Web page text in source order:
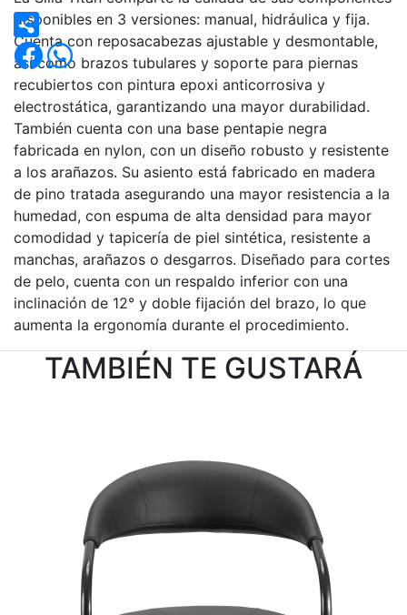
disponibles en 3 versiones: manual, hidráulica y fija.
Cuenta con reposacabezas ajustable y desmontable,
así como brazos tubulares y soporte para piernas
recubiertos con pintura epoxi anticorrosiva y
electrostática, garantizando una mayor durabilidad.
También cuenta con una base pentapie negra
fabricada en nylon, con un diseño robusto y resistente
a los arañazos. Su asiento está fabricado en madera
de pino tratada asegurando una mayor resistencia a la
humedad, con espuma de alta densidad para mayor
comodidad y tapicería de piel sintética, resistente a
manchas, arañazos o desgarros. Diseñado para cortes
de pelo, cuenta con un respaldo inferior con una
inclinación de 12° y doble fijación del brazo, lo que
aumenta la ergonomía durante el procedimiento.
TAMBIÉN TE GUSTARÁ